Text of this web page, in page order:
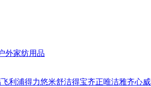
外家纺用品
飞利浦得力悠米舒洁得宝齐正唯洁雅齐心